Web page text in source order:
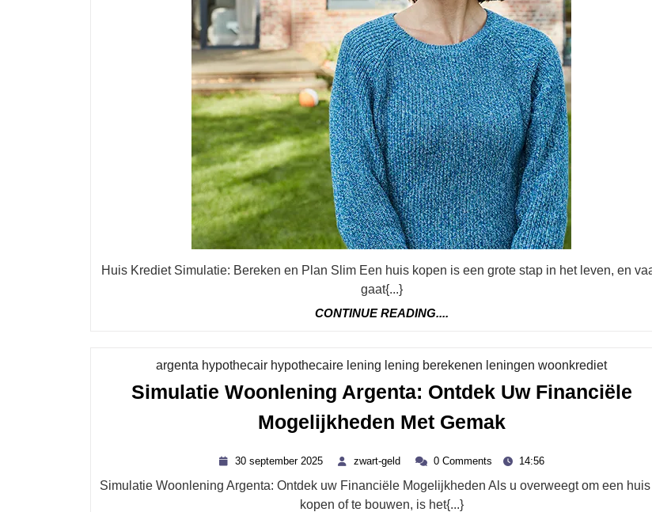
Huis Krediet Simulatie: Bereken en Plan Slim Een huis kopen is een grote stap in het leven, en vaak
gaat{...}
CONTINUE READING....
argenta hypothecair hypothecaire lening lening berekenen leningen woonkredietCategory
Simulatie Woonlening Argenta: Ontdek Uw Financiële
Mogelijkheden Met GemakSimulatie
Argenta:
Ontdek
30 september 2025
2025
zwart-geld
zwart- 0 Comments 14:56
Simulatie Woonlening Argenta: Ontdek uw Financiële Mogelijkheden Als u overweegt om een huis te
kopen of te bouwen, is het{...}